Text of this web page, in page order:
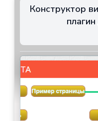
Конструктор